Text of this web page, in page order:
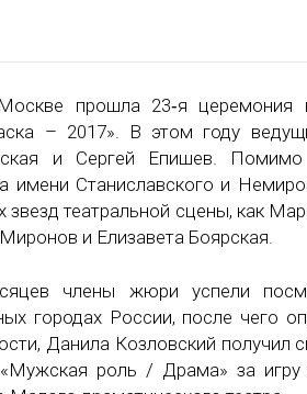
прошла 23‑я церемония
– 2017». В этом году
и Сергей Епишев.
имени Станиславского и
звезд театральной сцены, как
и Елизавета Боярская.
члены жюри успели
городах России, после чего
Данила Козловский получил
роль / Драма» за игру